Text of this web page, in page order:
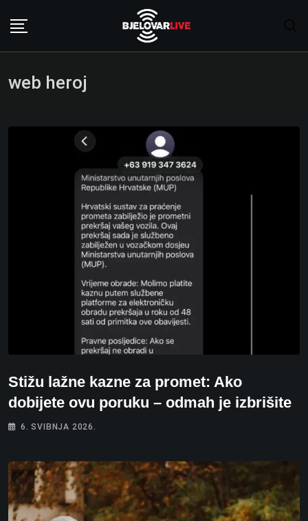
web heroj
Stižu lažne kazne za promet: Ako
dobijete ovu poruku – odmah je izbrišite
6. SVIBNJA 2026.